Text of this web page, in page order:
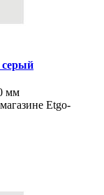
серый
мм
Etgo-